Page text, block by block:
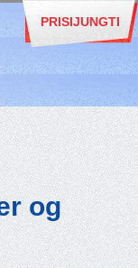
PRISIJUNGTI
og